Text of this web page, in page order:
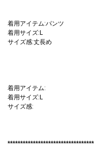
着用アイテム:パンツ
着用サイズ:L
サイズ感:丈長め
着用アイテム:
着用サイズ:L
サイズ感: